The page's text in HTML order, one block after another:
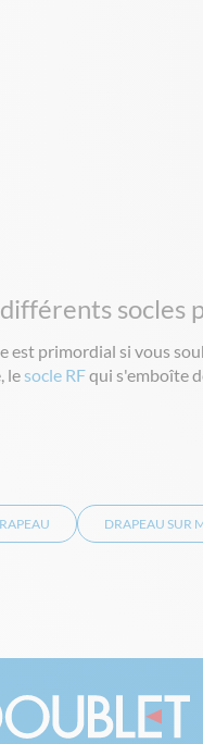
socles
est primordial si vous
le socle RFqui s'emboîte
DRAPEAU SUR